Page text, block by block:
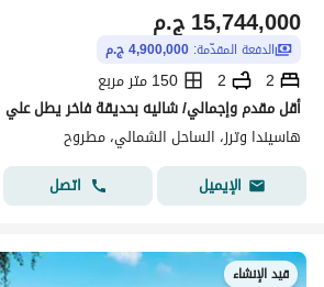
ج.م15,744,000
الدفعة المقدّمة: 4,900,000 ج.م
2
2
150 متر مربع
هاسيندا وترز، الساحل الشمالي، مطروح
الإيميل
اتصل
قيد الإنشاء